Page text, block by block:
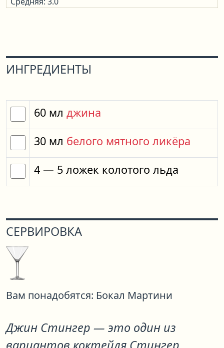
ИНГРЕДИЕНТЫ
60 мл джина
30 мл белого мятного ликёра
4 — 5 ложек колотого льда
СЕРВИРОВКА
Вам понадобятся: Бокал Мартини
Джин Стингер — это один из